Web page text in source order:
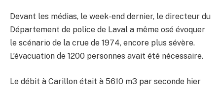
Devant les médias, le week-end dernier, le directeur du
Département de police de Laval a même osé évoquer
le scénario de la crue de 1974, encore plus sévère.
L’évacuation de 1200 personnes avait été nécessaire.
Le débit à Carillon était à 5610 m3 par seconde hier